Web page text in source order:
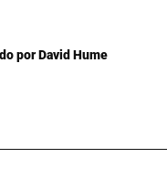
por David Hume